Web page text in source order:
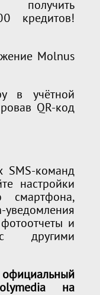
кредитов!
Molnus
в учётной
QR-код
SMS-команд
настройки
уведомления
и
другими
на